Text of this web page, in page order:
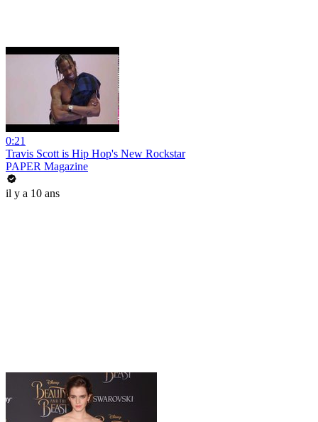
0:21
Travis Scott is Hip Hop's New Rockstar
PAPER Magazine
il y a 10 ans